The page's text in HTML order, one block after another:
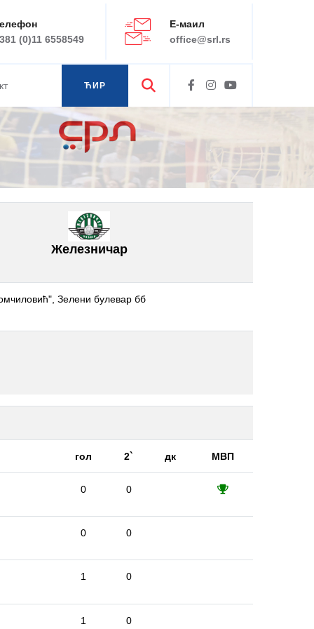
(0)11 6558549
Е-маил
office@srl.rs
ЋИР
Железничар
Зелени булевар бб
гол 2` дк МВП
0 0
0 0
1 0
1 0